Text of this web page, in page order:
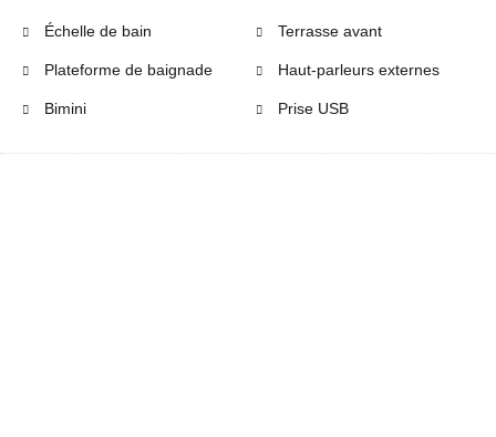
Échelle de bain
Plateforme de baignade
Bimini
Terrasse avant
Haut-parleurs externes
Prise USB